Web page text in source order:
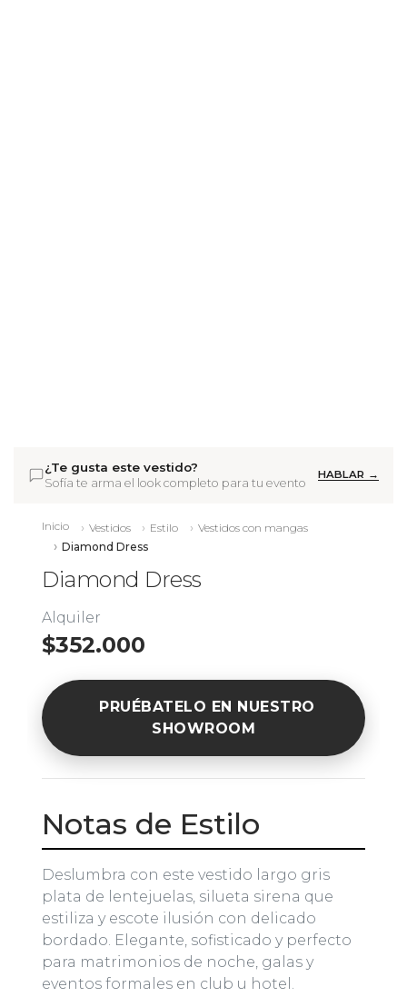
¿Te gusta este vestido?
Sofía te arma el look completo para tu evento
HABLAR →
Inicio Vestidos Estilo
Vestidos con mangas
Diamond Dress
Diamond Dress
Alquiler
$352.000
PRUÉBATELO EN NUESTRO
SHOWROOM
Notas de Estilo
Deslumbra con este vestido largo gris
plata de lentejuelas, silueta sirena que
estiliza y escote ilusión con delicado
bordado. Elegante, sofisticado y perfecto
para matrimonios de noche, galas y
eventos formales en club u hotel.